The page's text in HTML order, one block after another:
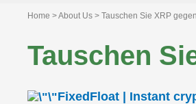
Home > About Us > Tauschen Sie XRP
Tauschen
FixedFloat | Instant